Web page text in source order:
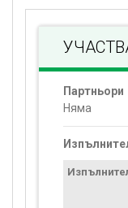
Партньори
Няма